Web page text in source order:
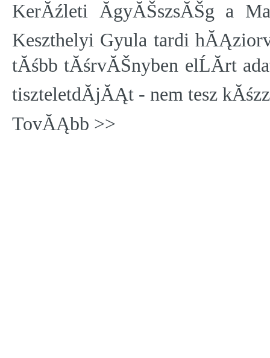
KerĂźleti ĂgyĂŠszsĂŠg a
Keszthelyi Gyula tardi
tĂśbb tĂśrvĂŠnyben elĹĂ­rt
tiszteletdĂ­jĂĄt - nem tesz
TovĂĄbb >>